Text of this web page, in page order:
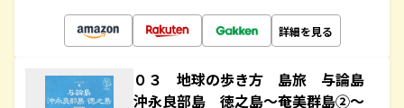
詳細を見る
０３ 地球の歩き方 島旅 与論島
沖永良部島 徳之島～奄美群島②～